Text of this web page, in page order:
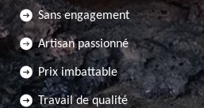
Sans engagement
Artisan passionné
Prix imbattable
Travail de qualité